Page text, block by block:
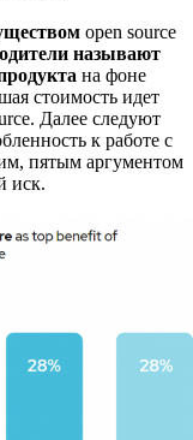
open source
называют
на фоне
стоимость идет
Далее следуют
к работе с
пятым аргументом
иск.